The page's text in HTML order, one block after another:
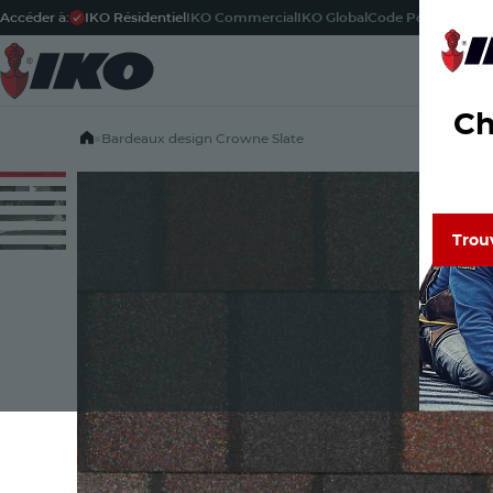
Accéder à: IKO RésidentielIKO CommercialIKO GlobalCode Postal
Bardeaux design Crowne Slate
de
Lisez